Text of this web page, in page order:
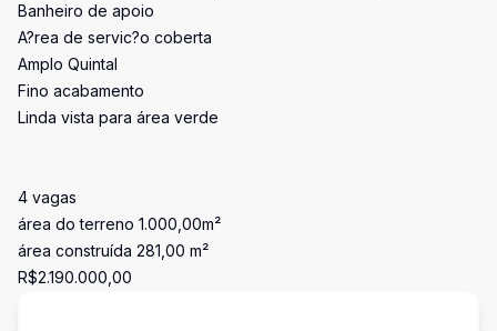
Banheiro de apoio
A?rea de servic?o coberta
Amplo Quintal
Fino acabamento
Linda vista para área verde
4 vagas
área do terreno 1.000,00m²
área construída 281,00 m²
R$2.190.000,00